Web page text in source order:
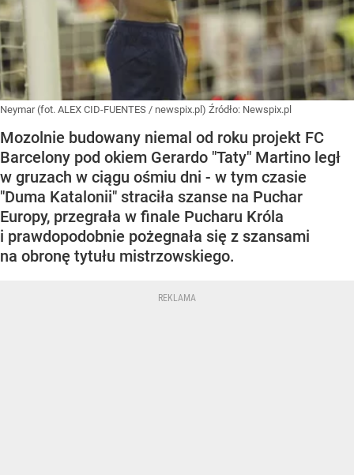
Neymar (fot. ALEX CID-FUENTES / newspix.pl) Źródło: Newspix.pl
Mozolnie budowany niemal od roku projekt FC
Barcelony pod okiem Gerardo "Taty" Martino legł
w gruzach w ciągu ośmiu dni - w tym czasie
"Duma Katalonii" straciła szanse na Puchar
Europy, przegrała w finale Pucharu Króla
i prawdopodobnie pożegnała się z szansami
na obronę tytułu mistrzowskiego.